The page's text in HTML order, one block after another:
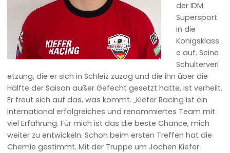
der IDM
Supersport
in die
Königsklass
e auf. Seine
Schulterverl
etzung, die er sich in Schleiz zuzog und die ihn über die
Hälfte der Saison außer Gefecht gesetzt hatte, ist verheilt.
Er freut sich auf das, was kommt. „Kiefer Racing ist ein
international erfolgreiches und renommiertes Team mit
viel Erfahrung. Für mich ist das die beste Chance, mich
weiter zu entwickeln. Schon beim ersten Treffen hat die
Chemie gestimmt. Mit der Truppe um Jochen Kiefer